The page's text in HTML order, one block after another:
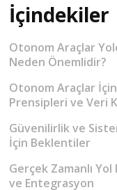
İçindekiler
Otonom Araçlar
Neden Önemlidir?
Otonom Araçlar
Prensipleri ve Veri
Güvenilirlik ve
İçin Beklentiler
Gerçek Zamanlı
ve Entegrasyon